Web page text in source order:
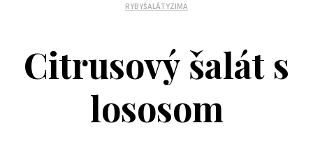
RYBYŠALÁTYZIMA
Citrusový šalát s
lososom